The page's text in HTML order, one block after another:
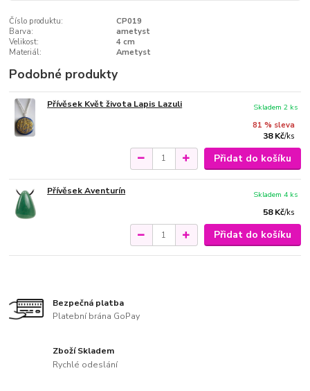
Číslo produktu:
CP019
Barva:
ametyst
Velikost:
4 cm
Materiál:
Ametyst
Podobné produkty
Přívěsek Květ života Lapis Lazuli
81 % sleva
38 Kč/ks
Skladem 2 ks
Přidat do košíku
Přívěsek Aventurín
58 Kč/ks
Skladem 4 ks
Přidat do košíku
Bezpečná platba
Platební brána GoPay
Zboží Skladem
Rychlé odeslání